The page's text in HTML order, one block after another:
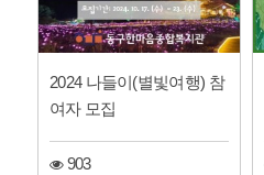
2024 나들이(별빛여행) 참
여자 모집
903